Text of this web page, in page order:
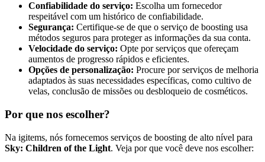
Confiabilidade do serviço: Escolha um fornecedor
respeitável com um histórico de confiabilidade.
Segurança: Certifique-se de que o serviço de boosting usa
métodos seguros para proteger as informações da sua conta.
Velocidade do serviço: Opte por serviços que ofereçam
aumentos de progresso rápidos e eficientes.
Opções de personalização: Procure por serviços de melhoria
adaptados às suas necessidades específicas, como cultivo de
velas, conclusão de missões ou desbloqueio de cosméticos.
Por que nos escolher?
Na igitems, nós fornecemos serviços de boosting de alto nível para
Sky: Children of the Light. Veja por que você deve nos escolher: